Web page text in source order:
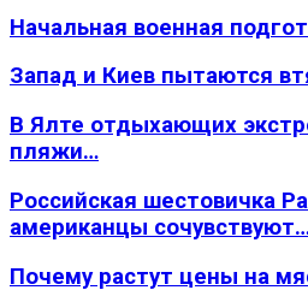
Начальная военная
Запад и Киев пытаются
В Ялте отдыхающих
пляжи…
Российская шестовичка
американцы
Почему растут цены на